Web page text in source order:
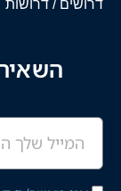
דרושים / דרושות